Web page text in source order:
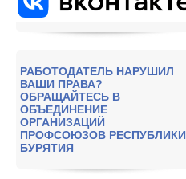
РАБОТОДАТЕЛЬ НАРУШИЛ
ВАШИ ПРАВА?
ОБРАЩАЙТЕСЬ В
ОБЪЕДИНЕНИЕ
ОРГАНИЗАЦИЙ
ПРОФСОЮЗОВ РЕСПУБЛИКИ
БУРЯТИЯ